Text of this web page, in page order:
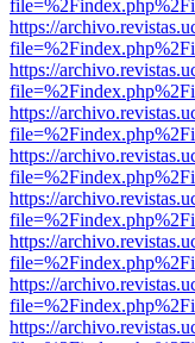
https://
https://
https://
https://
https://
https://
https://
https://